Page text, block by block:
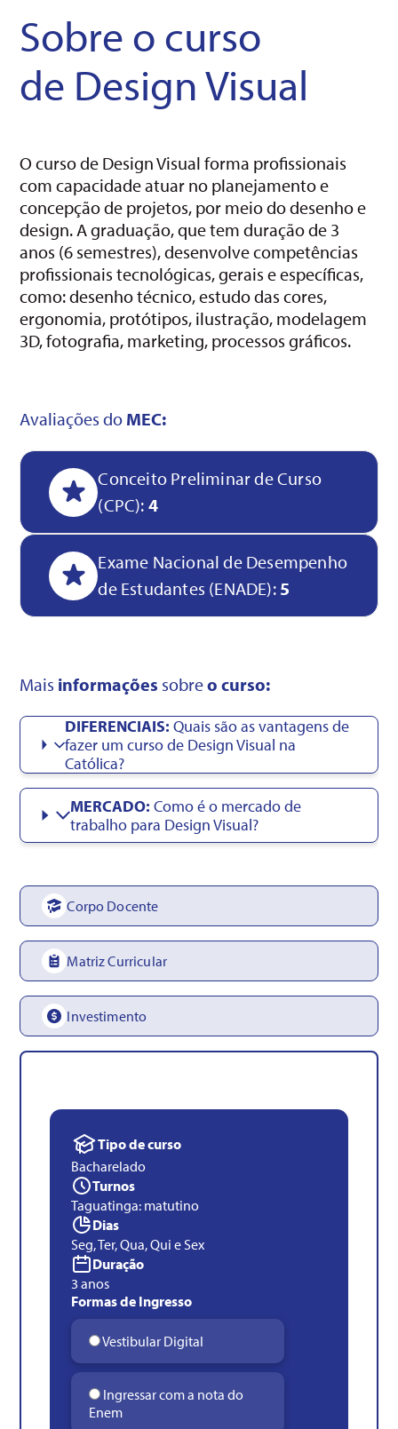
Sobre o curso
de Design Visual
O curso de Design Visual forma profissionais
com capacidade atuar no planejamento e
concepção de projetos, por meio do desenho e
design. A graduação, que tem duração de 3
anos (6 semestres), desenvolve competências
profissionais tecnológicas, gerais e específicas,
como: desenho técnico, estudo das cores,
ergonomia, protótipos, ilustração, modelagem
3D, fotografia, marketing, processos gráficos.
Avaliações do MEC:
Conceito Preliminar de Curso
(CPC): 4
Exame Nacional de Desempenho
de Estudantes (ENADE): 5
Mais informações sobreo curso:
DIFERENCIAIS: Quais são as vantagens de
fazer um curso de Design Visual na
Católica?
MERCADO: Como é o mercado de
trabalho para Design Visual?
Corpo Docente
Matriz Curricular
Investimento
Tipo de curso
Bacharelado
Turnos
Taguatinga: matutino
Dias
Seg, Ter, Qua, Qui e Sex
Duração
3 anos
Formas de Ingresso
Vestibular Digital
Ingressar com a nota do
Enem